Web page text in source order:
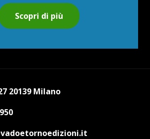
Scopri di più
20139 Milano